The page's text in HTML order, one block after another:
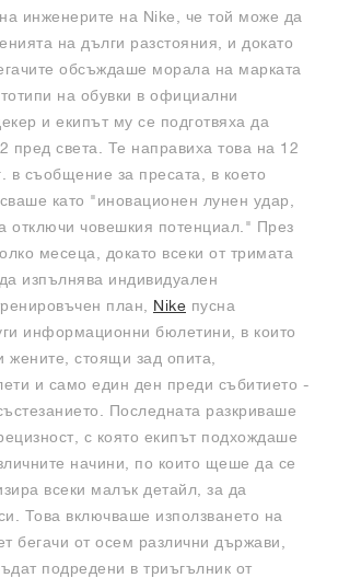
инженерите на Nike, че той може да
на дълги разстояния, и докато
обсъждаше морала на марката
на обувки в официални
и екипът му се подготвяха да
пред света. Те направиха това на 12
в съобщение за пресата, в което
като "иновационен лунен удар,
отключи човешкия потенциал." През
месеца, докато всеки от тримата
изпълнява индивидуален
план, Nike пусна
информационни бюлетини, в които
жените, стоящи зад опита,
и само един ден преди събитието -
Последната разкриваше
с която екипът подхождаше
начини, по които щеше да се
всеки малък детайл, за да
Това включваше използването на
бегачи от осем различни държави,
подредени в триъгълник от